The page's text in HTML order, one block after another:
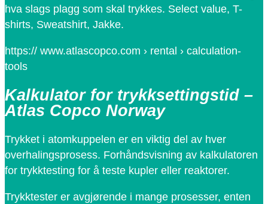
hva slags plagg som skal trykkes. Select value, T-
shirts, Sweatshirt, Jakke.
https:// www.atlascopco.com › rental › calculation-
tools
Kalkulator for trykksettingstid –
Atlas Copco Norway
Trykket i atomkuppelen er en viktig del av hver
overhalingsprosess. Forhåndsvisning av kalkulatoren
for trykktesting for å teste kupler eller reaktorer.
Trykktester er avgjørende i mange prosesser, enten